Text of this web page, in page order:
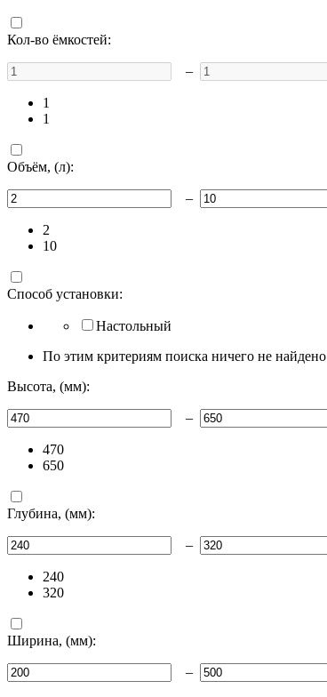
Кол-во ёмкостей:
–
1
1
Объём, (л):
–
2
10
Способ установки:
Настольный
По этим критериям поиска ничего не найдено
Высота, (мм):
–
470
650
Глубина, (мм):
–
240
320
Ширина, (мм):
–